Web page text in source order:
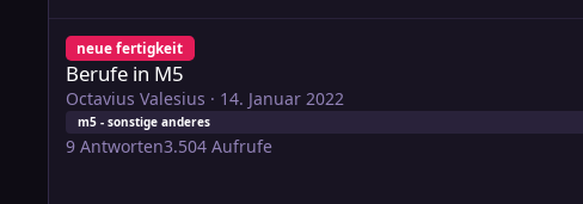
Berufe in M5
neue fertigkeit
Berufe in M5
Octavius Valesius · 14. Januar 2022
m5 - sonstige anderes
9 Antworten3.504 Aufrufe